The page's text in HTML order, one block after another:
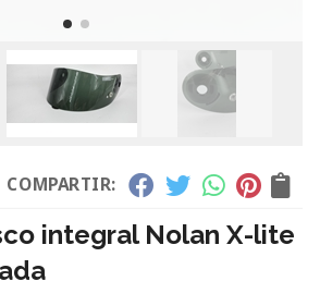
COMPARTIR:
integral Nolan X-lite